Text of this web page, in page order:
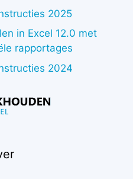
2025
in Excel 12.0 met
rapportages
2024